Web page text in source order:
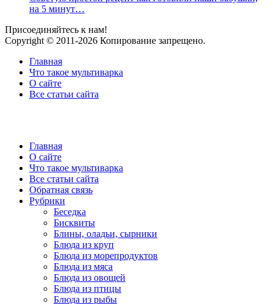
на 5 минут…
Присоединяйтесь к нам!
Copyright © 2011-2026 Копирование запрещено.
Главная
Что такое мультиварка
О сайте
Все статьи сайта
Главная
О сайте
Что такое мультиварка
Все статьи сайта
Обратная связь
Рубрики
Беседка
Бисквиты
Блины, оладьи, сырники
Блюда из круп
Блюда из морепродуктов
Блюда из мяса
Блюда из овощей
Блюда из птицы
Блюда из рыбы